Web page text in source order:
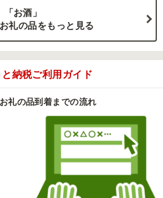
「お酒」
礼の品をもっと見る
納税ご利用ガイド
礼の品到着までの流れ